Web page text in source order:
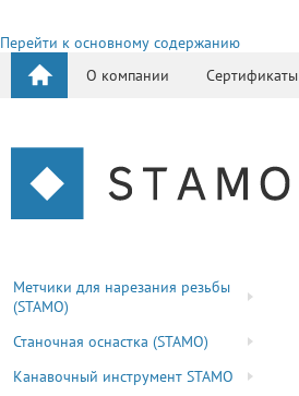
Перейти к основному содержанию
О компании
Сертификаты
Метчики для нарезания резьбы
(STAMO)
Станочная оснастка (STAMO)
Канавочный инструмент STAMO